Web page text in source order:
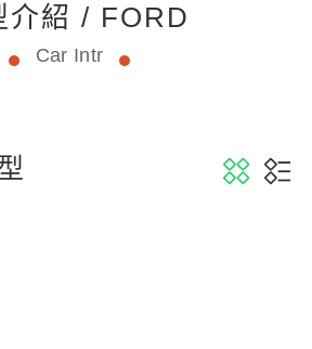
介紹 / FORD
Car Intr